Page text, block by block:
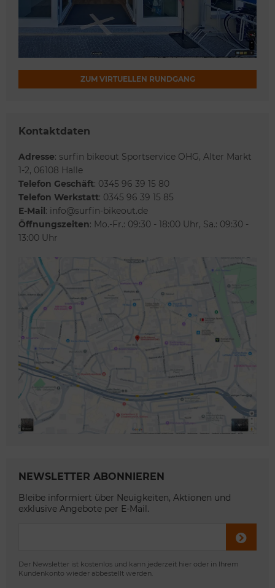
ZUM VIRTUELLEN RUNDGANG
Kontaktdaten
Adresse: surfin bikeout Sportservice OHG, Alter Markt
1-2, 06108 Halle
Telefon Geschäft: 0345 96 39 15 80
Telefon Werkstatt: 0345 96 39 15 85
E-Mail: info@surfin-bikeout.de
Öffnungszeiten: Mo.-Fr.: 09:30 - 18:00 Uhr, Sa.: 09:30 -
13:00 Uhr
NEWSLETTER ABONNIEREN
Bleibe informiert über Neuigkeiten, Aktionen und
exklusive Angebote per E-Mail.
Der Newsletter ist kostenlos und kann jederzeit hier oder in Ihrem
Kundenkonto wieder abbestellt werden.